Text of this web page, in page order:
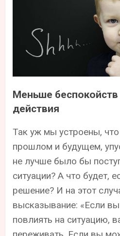
Меньше
действия
Так уж мы устроены,
прошлом и будущем,
не лучше было бы
ситуации? А что будет,
решение? И на этот
высказывание: «Если
повлиять на ситуацию,